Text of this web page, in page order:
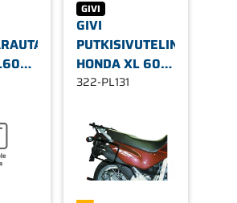
GIVI
GIVI
PUTKISIVUTELINE
HONDA XL 600
V TRANSALP
322-PL131